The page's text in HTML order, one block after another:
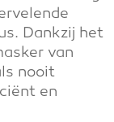
Dankzij het
van
nooit
en